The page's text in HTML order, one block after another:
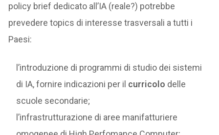
policy brief dedicato all’IA (reale?) potrebbe
prevedere topics di interesse trasversali a tutti i
Paesi:
l’introduzione di programmi di studio dei sistemi
di IA, fornire indicazioni per il curricolo delle
scuole secondarie;
l’infrastrutturazione di aree manifatturiere